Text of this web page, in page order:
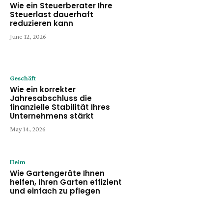
Wie ein Steuerberater Ihre
Steuerlast dauerhaft
reduzieren kann
June 12, 2026
Geschäft
Wie ein korrekter
Jahresabschluss die
finanzielle Stabilität Ihres
Unternehmens stärkt
May 14, 2026
Heim
Wie Gartengeräte Ihnen
helfen, Ihren Garten effizient
und einfach zu pflegen